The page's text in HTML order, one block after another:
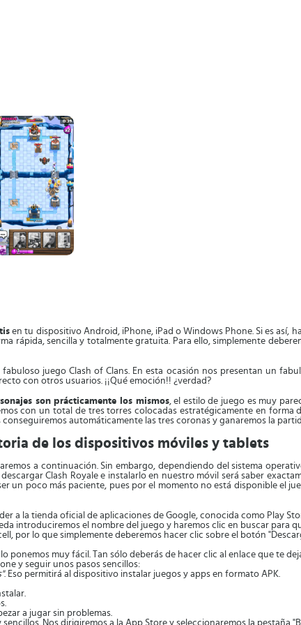
en tu dispositivo Android, iPhone, iPad o Windows Phone. Si es así,
rápida, sencilla y totalmente gratuita. Para ello, simplemente
juego Clash of Clans. En esta ocasión nos presentan un
con otros usuarios. ¡¡Qué emoción!! ¿verdad?
son prácticamente los mismos, el estilo de juego es muy
con un total de tres torres colocadas estratégicamente en forma
automáticamente las tres coronas y ganaremos la
de los dispositivos móviles y tablets
a continuación. Sin embargo, dependiendo del sistema
Clash Royale e instalarlo en nuestro móvil será saber
un poco más paciente, pues por el momento no está disponible el
a la tienda oficial de aplicaciones de Google, conocida como Play
introduciremos el nombre del juego y haremos clic en buscar para
por lo que simplemente deberemos hacer clic sobre el botón
ponemos muy fácil. Tan sólo deberás de hacer clic al enlace que te
y seguir unos pasos sencillos:
. Eso permitirá al dispositivo instalar juegos y apps en formato APK.
a jugar sin problemas.
Nos dirigiremos a la App Store y seleccionaremos la pestaña